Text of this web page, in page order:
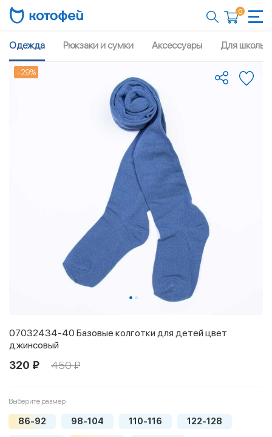
0
Одежда Рюкзаки и сумки Аксессуары Для школы
-29%
07032434-40 Базовые колготки для детей цвет
джинсовый
320 ₽ 450 ₽
Выберите размер
86-92 98-104 110-116 122-128